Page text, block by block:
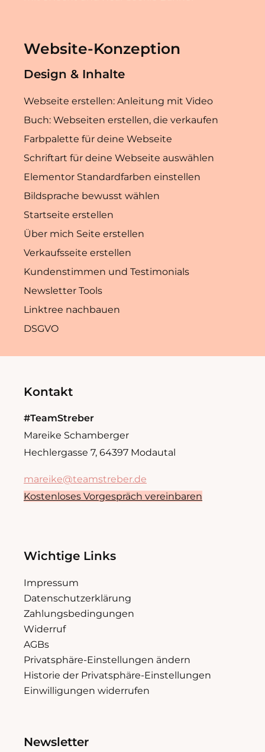
Website-Konzeption
Design & Inhalte
Webseite erstellen: Anleitung mit Video
Buch: Webseiten erstellen, die verkaufen
Farbpalette für deine Webseite
Schriftart für deine Webseite auswählen
Elementor Standardfarben einstellen
Bildsprache bewusst wählen
Startseite erstellen
Über mich Seite erstellen
Verkaufsseite erstellen
Kundenstimmen und Testimonials
Newsletter Tools
Linktree nachbauen
DSGVO
Kontakt
#TeamStreber
Mareike Schamberger
Hechlergasse 7, 64397 Modautal
mareike@teamstreber.de
Kostenloses Vorgespräch vereinbaren
Wichtige Links
Impressum
Datenschutzerklärung
Zahlungsbedingungen
Widerruf
AGBs
Privatsphäre-Einstellungen ändern
Historie der Privatsphäre-Einstellungen
Einwilligungen widerrufen
Newsletter